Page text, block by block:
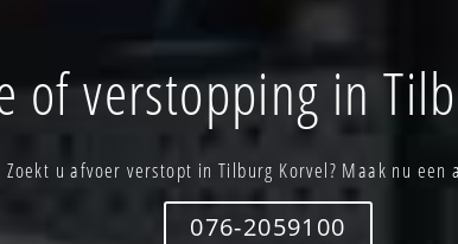
of verstopping in
Zoekt u afvoer verstopt in Tilburg Korvel? Maak nu een
076-2059100